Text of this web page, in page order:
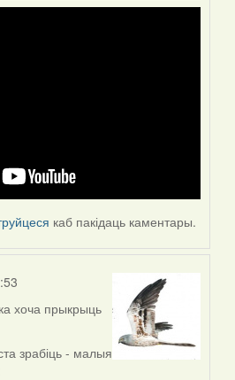
каб пакідаць каментары.
хоча прыкрыць
зрабіць - малыя